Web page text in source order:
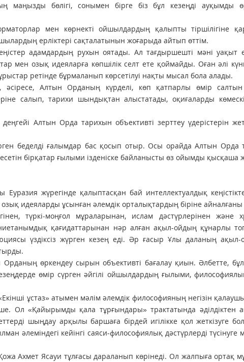
маңызды бөлігі, сонымен бірге біз бұл кезеңді ауқымды
мен көрнекті ойшылдардың қалыпты тіршілігіне
ерліктері сақталатынын жоғарыда айтып өттім.
адамдардың рухын оятады. Ал тағдыршешті мәні уақыт
мен озық идеяларға көпшілік селт ете қоймайды. Оған әлі
ретінде бұрмаланып көрсетілуі нақты мысал бола алады.
Алтын Орданың күрделі, көп қатпарлы өмір салтын
салып, тарихи шындықтан алыстатады, оқиғаларды
Алтын Орда тарихын объективті зерттеу үдерістерін
беделді ғалымдар бас қосып отыр. Осы орайда Алтын Орда
бірқатар ғылыми ізденіске байланысты өз ойымды қысқаша
жүрегінде қалыптасқан бай интеллектуалдық
идеяларды ұсынған әлемдік орталықтардың біріне айналғаны
түркі-моңғол мұраларынан, ислам дәстүрлерінен және
қағидаттарынан нәр алған ақыл-ойдың құнарлы
үздіксіз жүрген кезең еді. Әр ғасыр Ұлы даланың ақыл-
өркендеу сырын объективті бағалау қиын. Әлбетте,
өмір сүрген әйгілі ойшылдардың ғылыми,
ұстаз» атымен мәлім әлемдік философияның негізін
Ол «Қайырымды қала тұрғындары» трактатында әділдіктен
шыңдау арқылы баршаға бірдей игілікке қол жеткізуге
әлеміндегі кейінгі саяси-философиялық дәстүрлерді түсінуге
Ахмет Ясауи тұлғасы дараланып көрінеді. Ол жалпыға ортақ